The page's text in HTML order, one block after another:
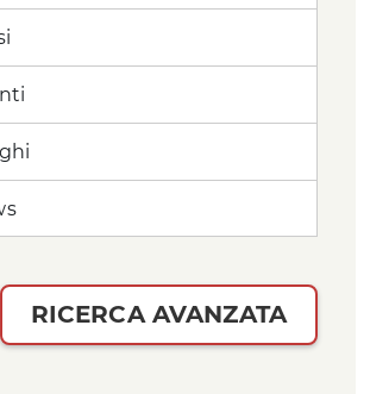
RICERCA AVANZATA